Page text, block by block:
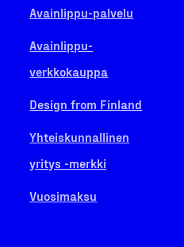
Avainlippu-palvelu
Avainlippu-
verkkokauppa
Design from Finland
Yhteiskunnallinen
yritys -merkki
Vuosimaksu